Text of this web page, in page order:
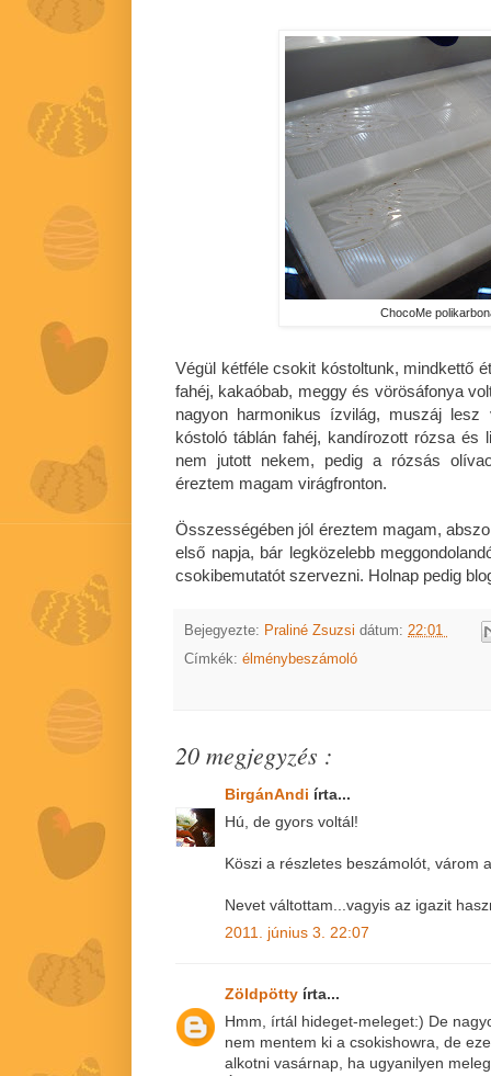
ChocoMe
Végül kétféle csokit kóstoltunk, mindkettő
fahéj, kakaóbab, meggy és vörösáfonya
nagyon harmonikus ízvilág, muszáj lesz
kóstoló táblán fahéj, kandírozott rózsa
nem jutott nekem, pedig a rózsás
éreztem magam virágfronton.
Összességében jól éreztem magam,
első napja, bár legközelebb
csokibemutatót szervezni. Holnap pedig
Bejegyezte: Praliné Zsuzsi dátum: 22:01
Címkék: élménybeszámoló
20 megjegyzés :
BirgánAndi írta...
Hú, de gyors voltál!
Köszi a részletes beszámolót, várom
Nevet váltottam...vagyis az igazit
2011. június 3. 22:07
Zöldpötty írta...
Hmm, írtál hideget-meleget:) De
nem mentem ki a csokishowra, de
alkotni vasárnap, ha ugyanilyen